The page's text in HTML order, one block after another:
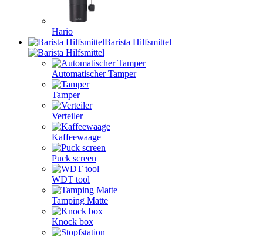
Hario
Barista Hilfsmittel
Automatischer Tamper
Tamper
Verteiler
Kaffeewaage
Puck screen
WDT tool
Tamping Matte
Knock box